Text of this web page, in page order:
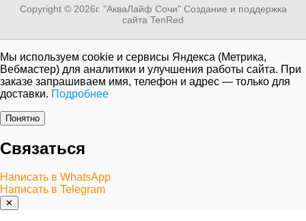
Copyright © 2026г. "АкваЛайф Сочи" Создание и поддержка
сайта TenRed
Мы используем cookie и сервисы Яндекса (Метрика,
Вебмастер) для аналитики и улучшения работы сайта. При
заказе запрашиваем имя, телефон и адрес — только для
доставки. Подробнее
Понятно
Связаться
Написать в WhatsApp
Написать в Telegram
✕